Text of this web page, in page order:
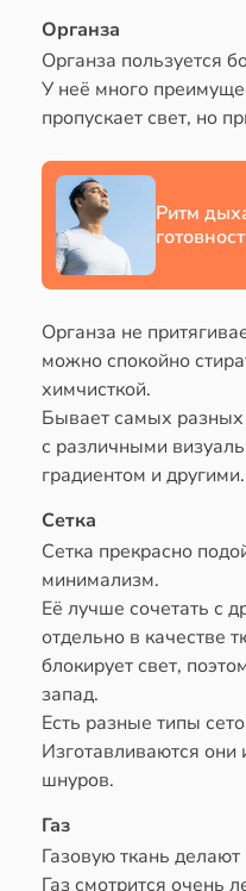
Органза
Органза пользуется
У неё много
пропускает свет, но
Ритм
Органза не
можно спокойно
химчисткой.
Бывает самых разных
с различными
градиентом и другими.
Сетка
Сетка прекрасно
минимализм.
Её лучше сочетать с
отдельно в качестве
блокирует свет,
запад.
Есть разные типы
Изготавливаются они
шнуров.
Газ
Газовую ткань
Газ смотрится очень